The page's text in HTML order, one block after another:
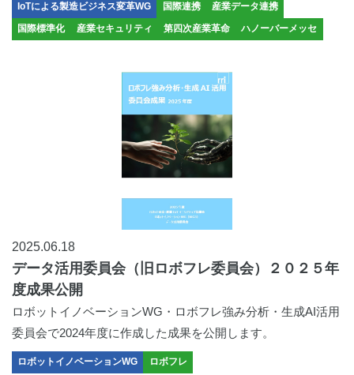
IoTによる製造ビジネス変革WG 国際連携 産業データ連携
国際標準化 産業セキュリティ 第四次産業革命 ハノーバーメッセ
2025.06.18
データ活用委員会（旧ロボフレ委員会）２０２５年
度成果公開
ロボットイノベーションWG・ロボフレ強み分析・生成AI活用
委員会で2024年度に作成した成果を公開します。
ロボットイノベーションWG ロボフレ